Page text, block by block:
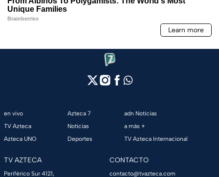
en vivo
TV Azteca
Azteca UNO
Azteca 7
Noticias
Deportes
adn Noticias
a más +
TV Azteca Internacional
TV AZTECA
Periférico Sur 4121,
CONTACTO
contacto@tvazteca.com